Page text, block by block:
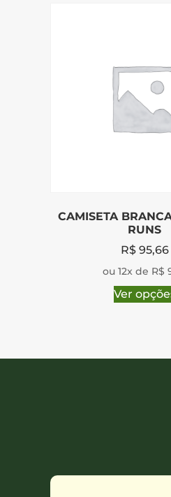
CAMISETA
RUNS
R$95,66
ou 12x de R$
Ver